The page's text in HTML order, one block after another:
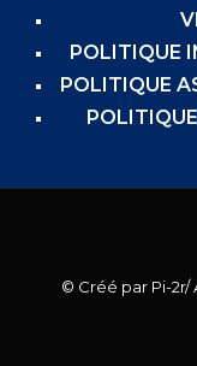
POLITIQUE
POLITIQUE
© Créé par Pi-2r/